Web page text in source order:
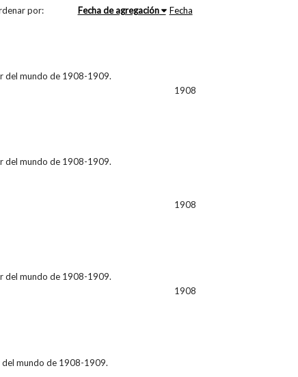
por: Fecha de agregación Fecha
del mundo de 1908-1909.
1908
del mundo de 1908-1909.
1908
del mundo de 1908-1909.
1908
del mundo de 1908-1909.